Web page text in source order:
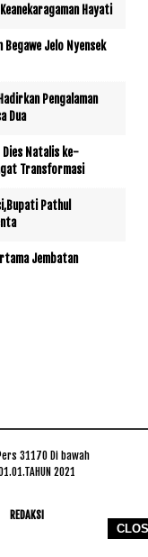
Hayati
Begawe Jelo Nyensek
Pengalaman
Dua
Dies Natalis ke-
Transformasi
Pathul
Jembatan
31170 Di bawah
2021
REDAKSI